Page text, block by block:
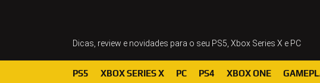
Dicas, review e novidades para o seu PS5, Xbox Series X e PC
PS5 XBOX SERIES X PC PS4 XBOX ONE